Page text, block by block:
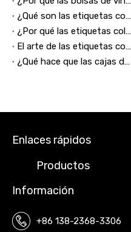
¿Qué son las etiquetas colgantes para joyería y por qué son esenciales para su marca?
¿Por qué las etiquetas colgantes ovaladas personalizadas pueden mejorar la imagen de su marca?
El arte de las etiquetas colgantes con esquinas redondeadas en el marketing
¿Qué hace que las cajas de embalaje minoristas sean esenciales para el éxito empresarial moderno?
Enlaces rápidos
Productos
Información
+86 138-2368-3306